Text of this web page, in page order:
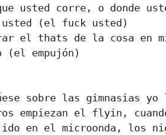
usted corre, o donde
(el fuck usted)
el thats de la cosa en
(el empujón)
sobre las gimnasias
empiezan el flyin,
en el microonda, los